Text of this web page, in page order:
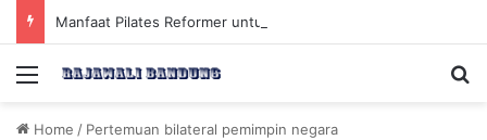
Menu
Home / Pertemuan bilateral pemimpin negara